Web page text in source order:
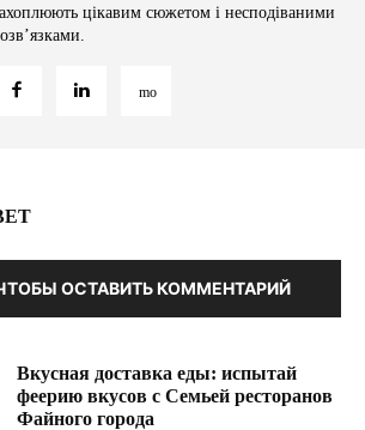
цікавим сюжетом і несподіваними
ОСТАВИТЬ КОММЕНТАРИЙ
Вкусная доставка еды: испытай
феерию вкусов с Семьей ресторанов
Файного города